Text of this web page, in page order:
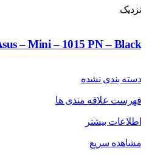
نزدیک
– Mini – 1015 PN – Black
دسته بندی نشده
فهرست علاقه مندی ها
اطلاعات بیشتر
مشاهده سریع